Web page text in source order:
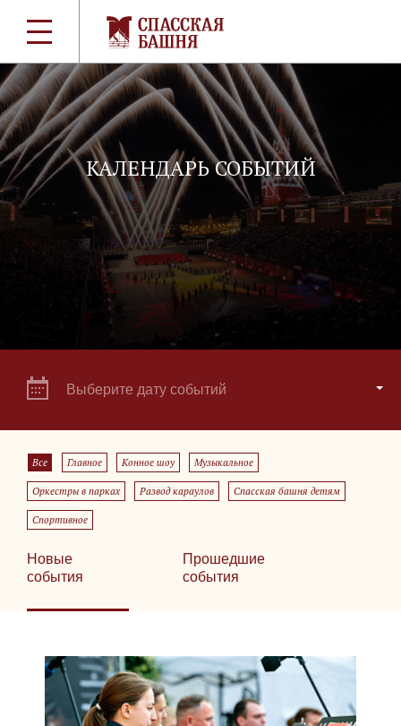
КАЛЕНДАРЬ СОБЫТИЙ
Выберите дату событий
Все Главное Конное шоу Музыкальное
Оркестры в парках Развод караулов Спасская башня детям
Спортивное
Новые
события
Прошедшие
события